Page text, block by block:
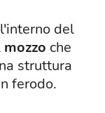
del
mozzo che
struttura
ferodo.